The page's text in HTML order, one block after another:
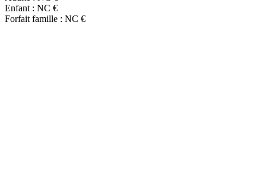
Enfant : NC €
Forfait famille : NC €